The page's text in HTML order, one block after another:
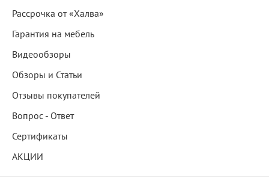
Рассрочка от «Халва»
Гарантия на мебель
Видеообзоры
Обзоры и Статьи
Отзывы покупателей
Вопрос - Ответ
Сертификаты
АКЦИИ